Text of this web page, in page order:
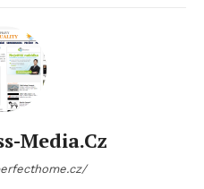
Media.cz